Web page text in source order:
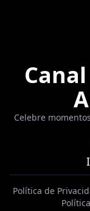
Celebre
Política de